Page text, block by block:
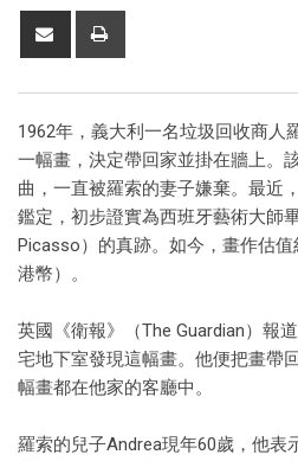
1962年，義大利一名垃圾回收商人
一幅畫，決定帶回家並掛在牆上。
曲，一直被羅索的妻子嫌棄。最近
鑑定，初步證實為西班牙藝術大師
Picasso）的真跡。如今，畫作估
港幣）。
英國《衛報》（The Guardian）報
宅地下室發現這幅畫。他便把畫帶
幅畫都在他家的客廳中。
羅索的兒子Andrea現年60歲，他表